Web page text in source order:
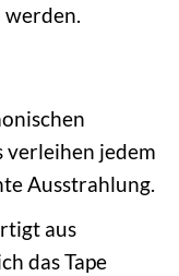
verleihen jedem
Ausstrahlung.
aus
das Tape